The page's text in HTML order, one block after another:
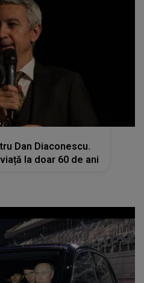
Dan Diaconescu.
la doar 60 de ani